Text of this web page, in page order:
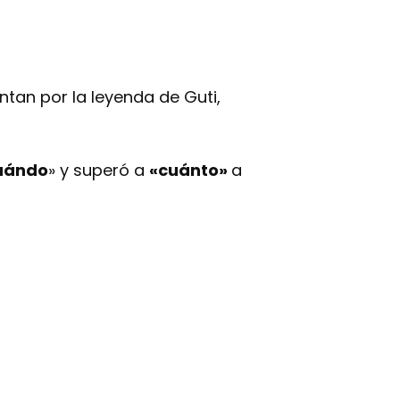
por la leyenda de Guti,
» y superó a «cuánto» a